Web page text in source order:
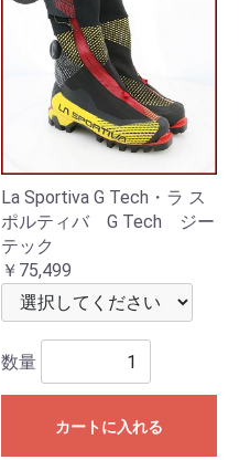
La Sportiva G Tech・ラ ス
ポルティバ G Tech ジー
テック
￥75,499
数量
カートに入れる